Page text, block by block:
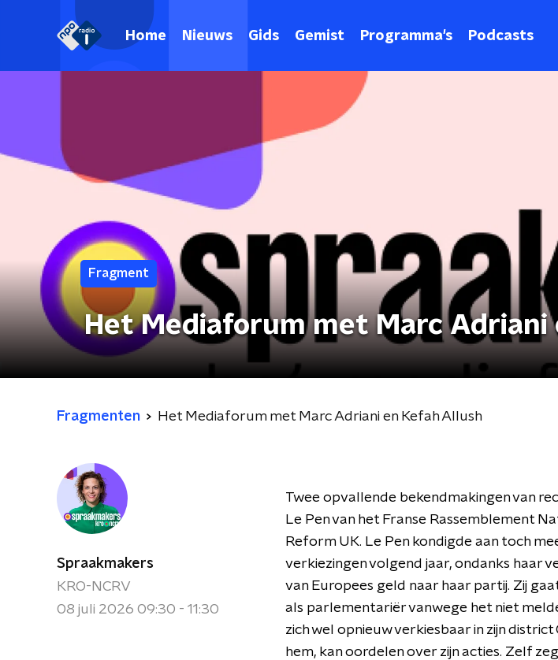
Home Nieuws Gids Gemist Programma's Podcasts
Fragment
Het Mediaforum met Marc Adriani
Fragmenten Het Mediaforum met Marc Adriani en Kefah Allush
Spraakmakers
KRO-NCRV
08 juli 2026 09:30 - 11:30
Twee opvallende bekendmakingen van
Le Pen van het Franse Rassemblement
Reform UK. Le Pen kondigde aan toch
verkiezingen volgend jaar, ondanks haar
van Europees geld naar haar partij. Zij
als parlementariër vanwege het niet
zich wel opnieuw verkiesbaar in zijn
hem, kan oordelen over zijn acties. Zelf